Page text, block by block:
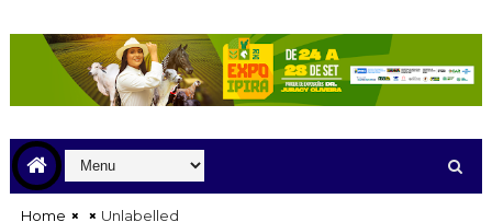
Home
Unlabelled